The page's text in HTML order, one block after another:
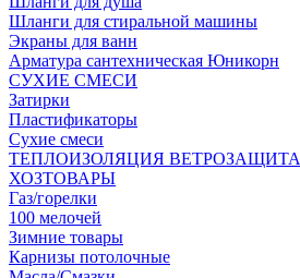
Шланги для стиральной машины
Экраны для ванн
Арматура сантехническая Юникорн
СУХИЕ СМЕСИ
Затирки
Пластификаторы
Сухие смеси
ТЕПЛОИЗОЛЯЦИЯ ВЕТРОЗАЩИТА
ХОЗТОВАРЫ
Газ/горелки
100 мелочей
Зимние товары
Карнизы потолочные